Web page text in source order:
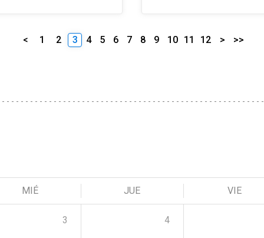
< 1 2 3 4 5 6 7 8 9 10 11 12 > >>
MIÉ JUE VIE
3 4